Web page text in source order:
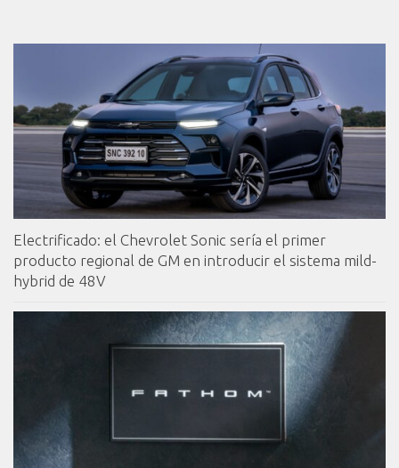
Electrificado: el Chevrolet Sonic sería el primer
producto regional de GM en introducir el sistema mild-
hybrid de 48V